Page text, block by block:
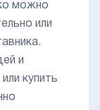
можно
или
и
купить